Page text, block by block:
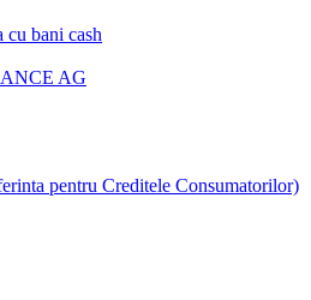
cu bani cash
AG
pentru Creditele Consumatorilor)